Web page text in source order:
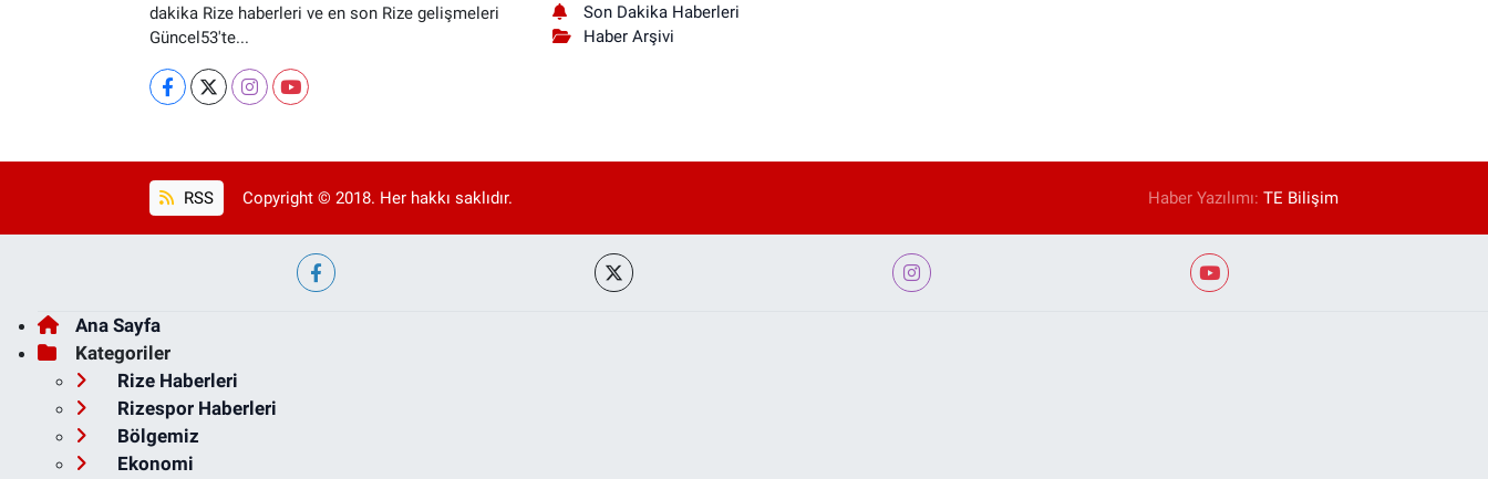
dakika Rize haberleri ve en son Rize gelişmeleri
Güncel53'te...
Son Dakika Haberleri
Haber Arşivi
RSS Copyright © 2018. Her hakkı saklıdır. Haber Yazılımı:TE Bilişim
Ana Sayfa
Kategoriler
Rize Haberleri
Rizespor Haberleri
Bölgemiz
Ekonomi